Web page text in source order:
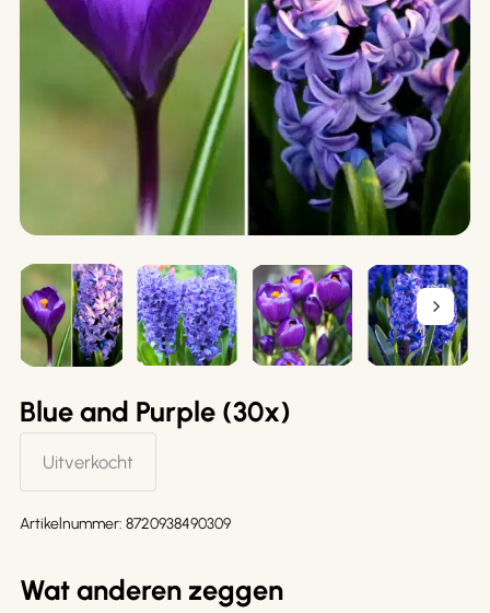
Blue and Purple (30x)
Uitverkocht
Artikelnummer: 8720938490309
Wat anderen zeggen